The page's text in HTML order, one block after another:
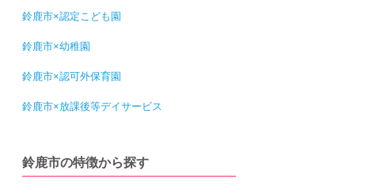
鈴鹿市×認定こども園
鈴鹿市×幼稚園
鈴鹿市×認可外保育園
鈴鹿市×放課後等デイサービス
鈴鹿市の特徴から探す